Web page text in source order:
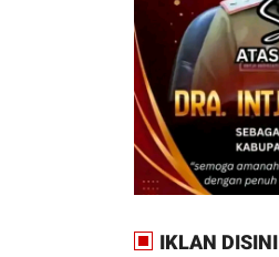
IKLAN DISINI